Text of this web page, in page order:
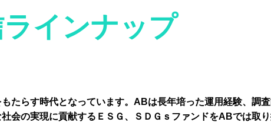
インナップ
たらす時代となっています。ABは長年培った運用経験、調
会の実現に貢献するＥＳＧ、ＳＤＧｓファンドをABでは取り